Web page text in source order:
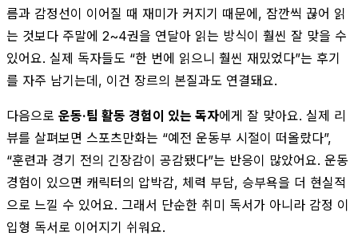
름과 감정선이 이어질 때 재미가 커지기 때문에, 잠깐씩 끊어 읽
는 것보다 주말에 2~4권을 연달아 읽는 방식이 훨씬 잘 맞을 수
있어요. 실제 독자들도 “한 번에 읽으니 훨씬 재밌었다”는 후기
를 자주 남기는데, 이건 장르의 본질과도 연결돼요.
다음으로 운동·팀 활동 경험이 있는 독자에게 잘 맞아요. 실제 리
뷰를 살펴보면 스포츠만화는 “예전 운동부 시절이 떠올랐다”,
“훈련과 경기 전의 긴장감이 공감됐다”는 반응이 많았어요. 운동
경험이 있으면 캐릭터의 압박감, 체력 부담, 승부욕을 더 현실적
으로 느낄 수 있어요. 그래서 단순한 취미 독서가 아니라 감정 이
입형 독서로 이어지기 쉬워요.